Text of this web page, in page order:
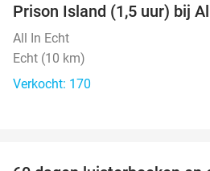
Prison Island (1,5 uur) bij
All In Echt
Echt (10 km)
Verkocht: 170